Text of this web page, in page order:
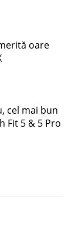
oare
cel mai bun
Fit 5 & 5 Pro